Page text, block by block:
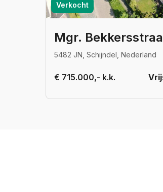
Verkocht
Mgr.
5482 JN, Schijndel, Nederland
€ 715.000,- k.k.